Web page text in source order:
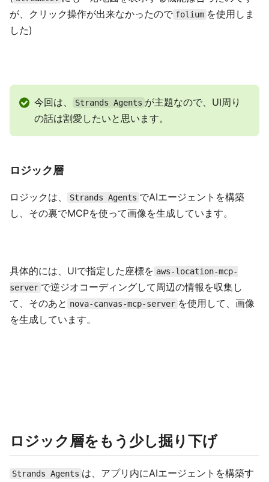
が、クリック操作が出来なかったので folium を使用しま
した)
今回は、 Strands Agents が主題なので、UI周り
の話は割愛したいと思います。
ロジック層
ロジックは、 Strands Agents でAIエージェントを構築
し、その裏でMCPを使って画像を生成しています。
具体的には、UIで指定した座標を aws-location-mcp-
server で逆ジオコーディングして周辺の情報を収集し
て、そのあと nova-canvas-mcp-server を使用して、画像
を生成しています。
ロジック層をもう少し掘り下げ
Strands Agents は、アプリ内にAIエージェントを構築す